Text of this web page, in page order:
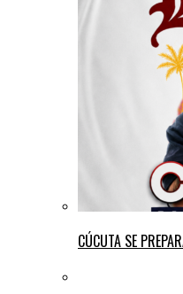
CÚCUTA SE